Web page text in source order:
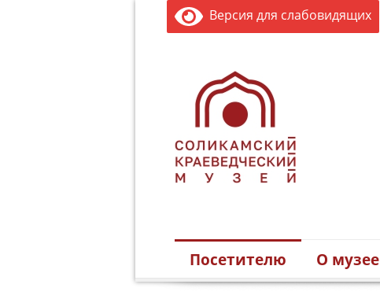
Версия для слабовидящих
Посетителю О музее